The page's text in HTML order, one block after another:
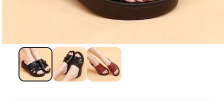
elemento
multimedia